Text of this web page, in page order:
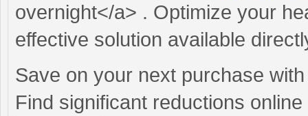
overnight</a> . Optimize your
effective solution available
Save on your next purchase
Find significant reductions